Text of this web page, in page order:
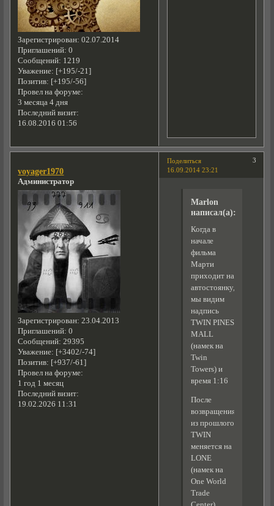
Зарегистрирован: 02.07.2014
Приглашений: 0
Сообщений: 1219
Уважение: [+195/-21]
Позитив: [+195/-56]
Провел на форуме:
3 месяца 4 дня
Последний визит:
16.08.2016 01:56
Поделиться
3
16.09.2014 23:21
voyager1970
Администратор
Зарегистрирован: 23.04.2013
Приглашений: 0
Сообщений: 29395
Уважение: [+3402/-74]
Позитив: [+937/-61]
Провел на форуме:
1 год 1 месяц
Последний визит:
19.02.2026 11:31
Marlon
написал(а):
Когда в
начале
фильма
Марти
приходит на
автостоянку,
мы видим
надпись
TWIN PINES
MALL
(намек на
Twin
Towers) и
время 1:16
После
возвращения
из прошлого
TWIN
меняется на
LONE
(намек на
One World
Trade